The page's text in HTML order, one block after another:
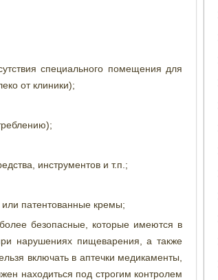
специального помещения для
от клиники);
инструментов и т.п.;
патентованные кремы;
безопасные, которые имеются в
нарушениях пищеварения, а также
включать в аптечки медикаменты,
находиться под строгим контролем